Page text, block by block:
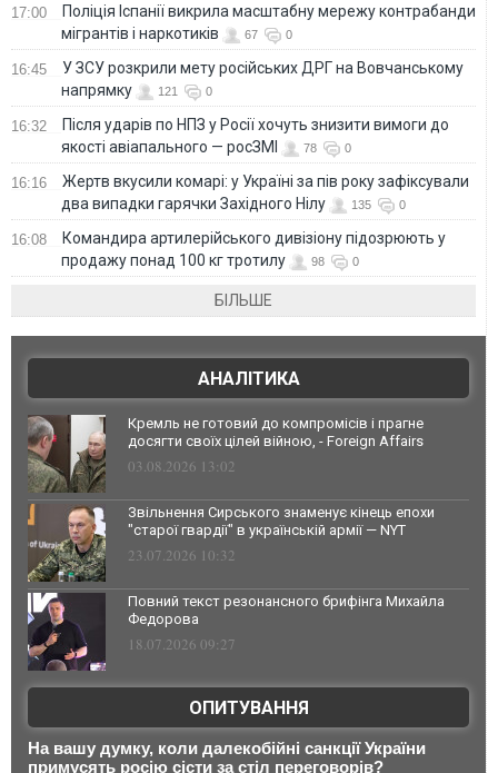
17:00
Поліція Іспанії викрила масштабну мережу контрабанди
мігрантів і наркотиків
67 0
16:45
У ЗСУ розкрили мету російських ДРГ на Вовчанському
напрямку
121 0
16:32
Після ударів по НПЗ у Росії хочуть знизити вимоги до
якості авіапального — росЗМІ
78 0
16:16
Жертв вкусили комарі: у Україні за пів року зафіксували
два випадки гарячки Західного Нілу
135 0
16:08
Командира артилерійського дивізіону підозрюють у
продажу понад 100 кг тротилу
98 0
БІЛЬШЕ
АНАЛІТИКА
Кремль не готовий до компромісів і прагне
досягти своїх цілей війною, - Foreign Affairs
03.08.2026 13:02
Звільнення Сирського знаменує кінець епохи
"старої гвардії" в українській армії — NYT
23.07.2026 10:32
Повний текст резонансного брифінга Михайла
Федорова
18.07.2026 09:27
ОПИТУВАННЯ
На вашу думку, коли далекобійні санкції України
примусять росію сісти за стіл переговорів?